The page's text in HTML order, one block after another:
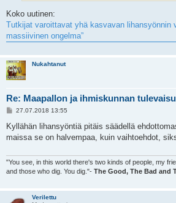
Koko uutinen:
Tutkijat varoittavat yhä kasvavan lihansyönnin
massiivinen ongelma”
Nukahtanut
Re: Maapallon ja ihmiskunnan
V
e
s
t
27.07.2018 13:55
Kyllähän lihansyöntiä pitäis säädellä
maissa se on halvempaa, kuin vaihtoehdot,
"You see, in this world there's two kinds of people, my
and those who dig. You dig."- The Good, The Bad and
Verilettu